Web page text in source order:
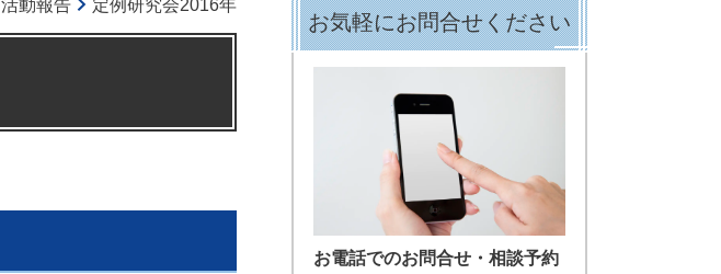
活動報告 定例研究会2016年
お気軽にお問合せください
お電話でのお問合せ・相談予約